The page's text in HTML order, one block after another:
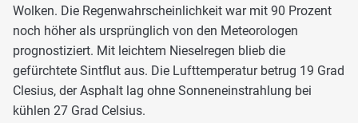
Wolken. Die Regenwahrscheinlichkeit war mit 90 Prozent
noch höher als ursprünglich von den Meteorologen
prognostiziert. Mit leichtem Nieselregen blieb die
gefürchtete Sintflut aus. Die Lufttemperatur betrug 19 Grad
Clesius, der Asphalt lag ohne Sonneneinstrahlung bei
kühlen 27 Grad Celsius.